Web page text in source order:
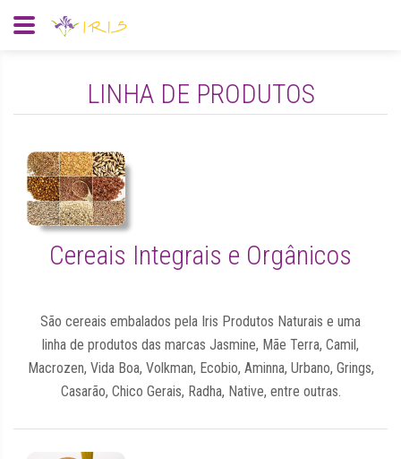
LINHA DE PRODUTOS
Cereais Integrais e Orgânicos
São cereais embalados pela Iris Produtos Naturais e uma
linha de produtos das marcas Jasmine, Mãe Terra, Camil,
Macrozen, Vida Boa, Volkman, Ecobio, Aminna, Urbano, Grings,
Casarão, Chico Gerais, Radha, Native, entre outras.